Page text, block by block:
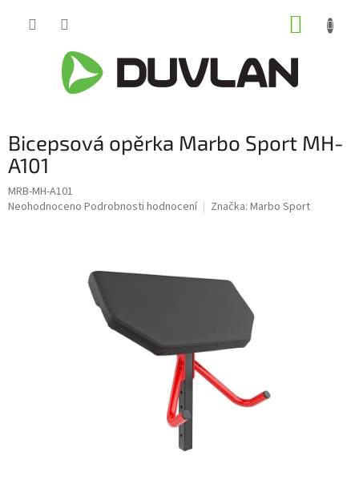
Bicepsová opěrka Marbo Sport MH-
A101
MRB-MH-A101
Průměrné
Neohodnoceno Podrobnosti hodnocení Značka: Marbo Sport